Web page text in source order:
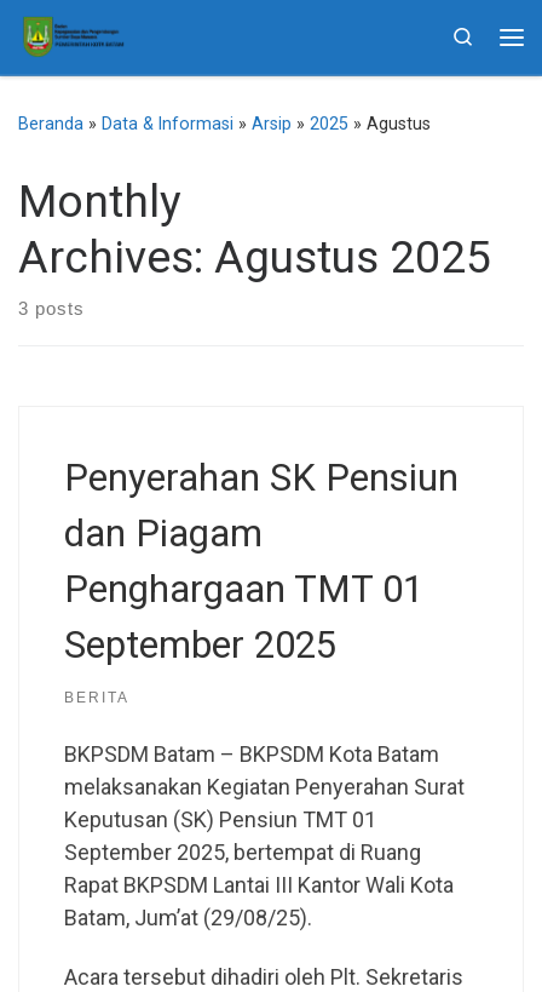
Skip to content
Search
Beranda » Data & Informasi » Arsip » 2025 » Agustus
Monthly
Archives: Agustus 2025
3 posts
Penyerahan SK Pensiun
dan Piagam
Penghargaan TMT 01
September 2025
BERITA
BKPSDM Batam – BKPSDM Kota Batam
melaksanakan Kegiatan Penyerahan Surat
Keputusan (SK) Pensiun TMT 01
September 2025, bertempat di Ruang
Rapat BKPSDM Lantai III Kantor Wali Kota
Batam, Jum’at (29/08/25).
Acara tersebut dihadiri oleh Plt. Sekretaris